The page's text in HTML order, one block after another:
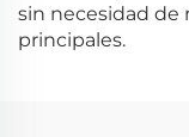
sin necesidad de
principales.